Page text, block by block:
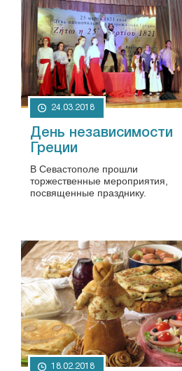
24.03.2018
День независимости
Греции
В Севастополе прошли
торжественные мероприятия,
посвященные празднику.
18.02.2018